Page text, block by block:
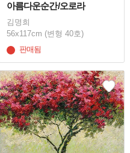
아름다운순간/오로라
김명희
56x117cm (변형 40호)
판매됨